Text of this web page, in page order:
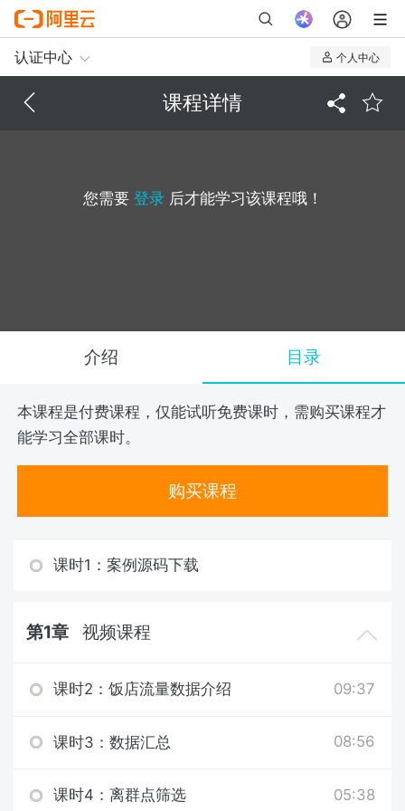
认证中心
个人中心
我的课程
课程详情
您需要 登录后才能学习该课程哦！
介绍 目录
本课程是付费课程，仅能试听免费课时，需购买课程才
能学习全部课时。
购买课程
课时1：案例源码下载
第1章 视频课程
课时2：饭店流量数据介绍 09:37
课时3：数据汇总 08:56
课时4：离群点筛选 05:38